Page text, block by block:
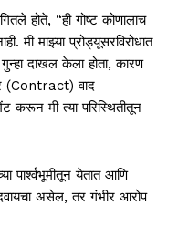
होते, “ही गोष्ट कोणालाच
मी माझ्या प्रोड्यूसरविरोधात
दाखल केला होता, कारण
(Contract) वाद
करून मी त्या परिस्थितीतून
पार्श्वभूमीतून येतात आणि
असेल, तर गंभीर आरोप